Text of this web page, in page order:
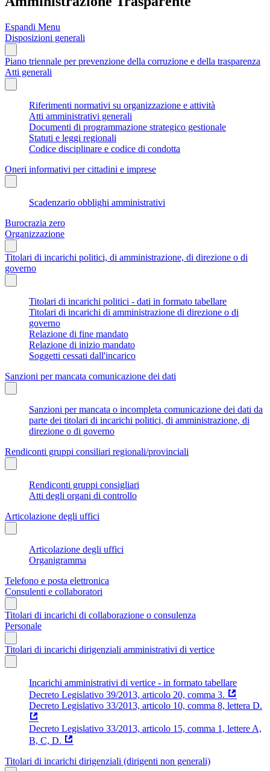
Espandi Menu
Disposizioni generali
Piano triennale per prevenzione della corruzione e della trasparenza
Atti generali
Riferimenti normativi su organizzazione e attività
Atti amministrativi generali
Documenti di programmazione strategico gestionale
Statuti e leggi regionali
Codice disciplinare e codice di condotta
Oneri informativi per cittadini e imprese
Scadenzario obblighi amministrativi
Burocrazia zero
Organizzazione
Titolari di incarichi politici, di amministrazione, di direzione o di
governo
Titolari di incarichi politici - dati in formato tabellare
Titolari di incarichi di amministrazione di direzione o di
governo
Relazione di fine mandato
Relazione di inizio mandato
Soggetti cessati dall'incarico
Sanzioni per mancata comunicazione dei dati
Sanzioni per mancata o incompleta comunicazione dei dati da
parte dei titolari di incarichi politici, di amministrazione, di
direzione o di governo
Rendiconti gruppi consiliari regionali/provinciali
Rendiconti gruppi consigliari
Atti degli organi di controllo
Articolazione degli uffici
Articolazione degli uffici
Organigramma
Telefono e posta elettronica
Consulenti e collaboratori
Titolari di incarichi di collaborazione o consulenza
Personale
Titolari di incarichi dirigenziali amministrativi di vertice
Incarichi amministrativi di vertice - in formato tabellare
Decreto Legislativo 39/2013, articolo 20, comma 3.
Decreto Legislativo 33/2013, articolo 10, comma 8, lettera D.
Decreto Legislativo 33/2013, articolo 15, comma 1, lettere A,
B, C, D.
Titolari di incarichi dirigenziali (dirigenti non generali)